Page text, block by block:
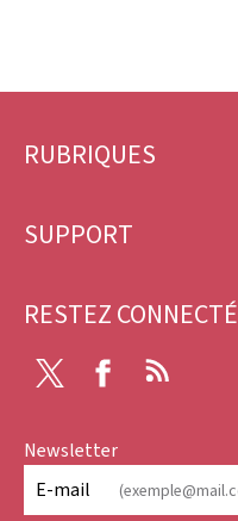
Pied
page
RUBRIQUES
SUPPORT
RESTEZ CONNECTÉ
Facebook
Newsletter
E-mail